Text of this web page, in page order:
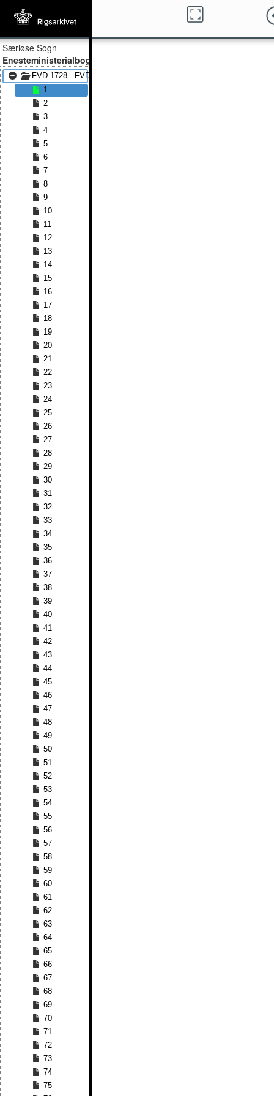
Særløse Sogn
Enesteministerialbog
FVD 1728 - FVD 1810
1
2
3
4
5
6
7
8
9
10
11
12
13
14
15
16
17
18
19
20
21
22
23
24
25
26
27
28
29
30
31
32
33
34
35
36
37
38
39
40
41
42
43
44
45
46
47
48
49
50
51
52
53
54
55
56
57
58
59
60
61
62
63
64
65
66
67
68
69
70
71
72
73
74
75